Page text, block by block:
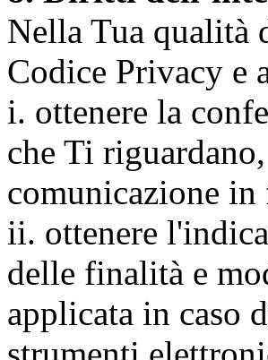
Nella Tua qualità
Codice Privacy e
i. ottenere la
che Ti
comunicazione
ii. ottenere
delle finalità e
applicata in caso